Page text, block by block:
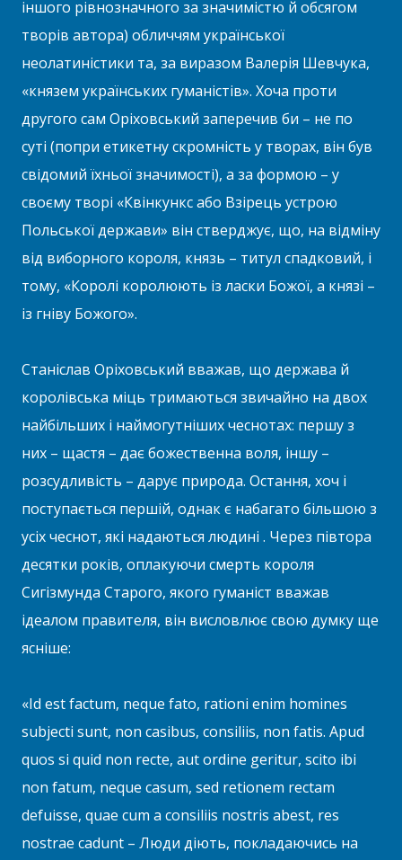
іншого рівнозначного за значимістю й обсягом
творів автора) обличчям української
неолатиністики та, за виразом Валерія Шевчука,
«князем українських гуманістів». Хоча проти
другого сам Оріховський заперечив би – не по
суті (попри етикетну скромність у творах, він був
свідомий їхньої значимості), а за формою – у
своєму творі «Квінкункс або Взірець устрою
Польської держави» він стверджує, що, на відміну
від виборного короля, князь – титул спадковий, і
тому, «Королі королюють із ласки Божої, а князі –
із гніву Божого».
Станіслав Оріховський вважав, що держава й
королівська міць тримаються звичайно на двох
найбільших і наймогутніших чеснотах: першу з
них – щастя – дає божественна воля, іншу –
розсудливість – дарує природа. Остання, хоч і
поступається першій, однак є набагато більшою з
усіх чеснот, які надаються людині . Через півтора
десятки років, оплакуючи смерть короля
Сигізмунда Старого, якого гуманіст вважав
ідеалом правителя, він висловлює свою думку ще
ясніше:
«Id est factum, neque fato, rationi enim homines
subjecti sunt, non casibus, consiliis, non fatis. Apud
quos si quid non recte, aut ordine geritur, scito ibi
non fatum, neque casum, sed retionem rectam
defuisse, quae cum a consiliis nostris abest, res
nostrae cadunt – Люди діють, покладаючись на